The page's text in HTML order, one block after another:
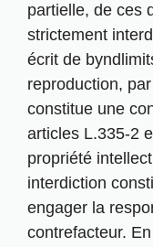
partielle, de ces
strictement
écrit de
reproduction,
constitue une
articles L.335-2
propriété
interdiction
engager la
contrefacteur.